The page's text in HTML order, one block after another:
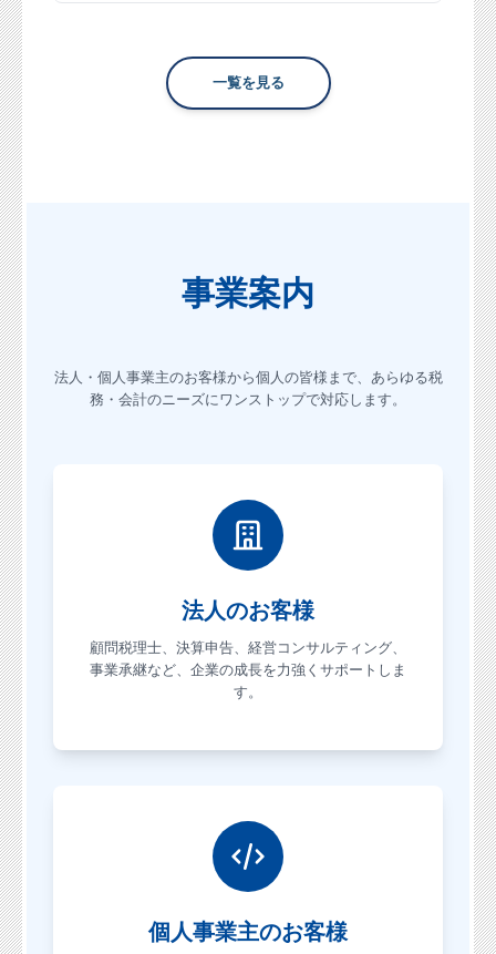
一覧を見る
事業案内
法人・個人事業主のお客様から個人の皆様まで、 あらゆる税
務・会計のニーズにワンストップで対応します。
法人のお客様
顧問税理士、決算申告、経営コンサルティング、
事業承継など、企業の成長を力強くサポートしま
す。
個人事業主のお客様